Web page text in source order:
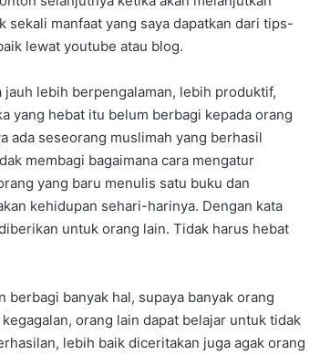
sekali manfaat yang saya dapatkan dari tips-
lewat youtube atau blog.
lebih berpengalaman, lebih produktif,
yang hebat itu belum berbagi kepada orang
ada seseorang muslimah yang berhasil
membagi bagaimana cara mengatur
yang baru menulis satu buku dan
kehidupan sehari-harinya. Dengan kata
untuk orang lain. Tidak harus hebat
banyak hal, supaya banyak orang
orang lain dapat belajar untuk tidak
lebih baik diceritakan juga agak orang